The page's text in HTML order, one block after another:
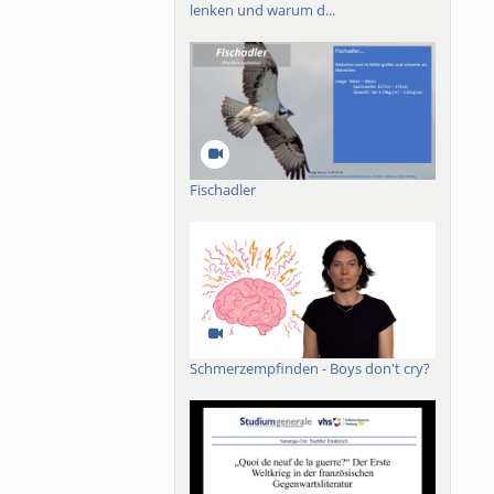
lenken und warum d...
Fischadler
Schmerzempfinden - Boys don't cry?